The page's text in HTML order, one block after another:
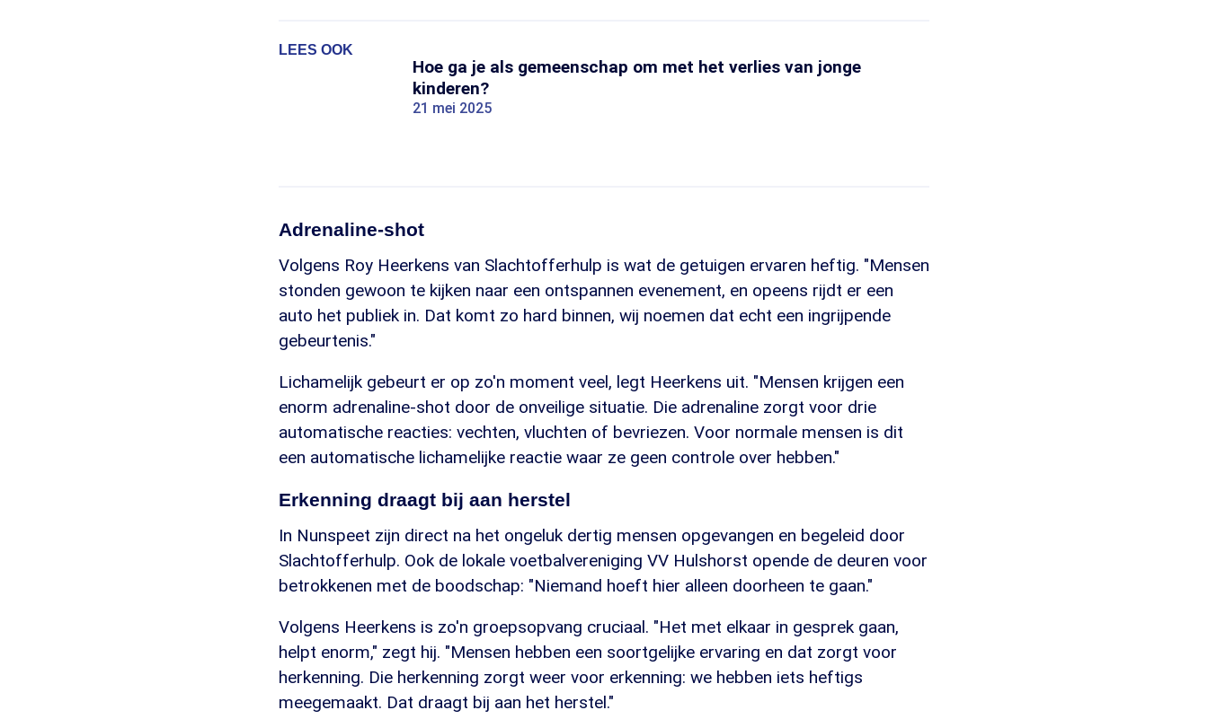
LEES OOK
Hoe ga je als gemeenschap om met het verlies van jonge
kinderen?
21 mei 2025
Adrenaline-shot
Volgens Roy Heerkens van Slachtofferhulp is wat de getuigen ervaren heftig. "Mensen
stonden gewoon te kijken naar een ontspannen evenement, en opeens rijdt er een
auto het publiek in. Dat komt zo hard binnen, wij noemen dat echt een ingrijpende
gebeurtenis."
Lichamelijk gebeurt er op zo'n moment veel, legt Heerkens uit. "Mensen krijgen een
enorm adrenaline-shot door de onveilige situatie. Die adrenaline zorgt voor drie
automatische reacties: vechten, vluchten of bevriezen. Voor normale mensen is dit
een automatische lichamelijke reactie waar ze geen controle over hebben."
Erkenning draagt bij aan herstel
In Nunspeet zijn direct na het ongeluk dertig mensen opgevangen en begeleid door
Slachtofferhulp. Ook de lokale voetbalvereniging VV Hulshorst opende de deuren voor
betrokkenen met de boodschap: "Niemand hoeft hier alleen doorheen te gaan."
Volgens Heerkens is zo'n groepsopvang cruciaal. "Het met elkaar in gesprek gaan,
helpt enorm," zegt hij. "Mensen hebben een soortgelijke ervaring en dat zorgt voor
herkenning. Die herkenning zorgt weer voor erkenning: we hebben iets heftigs
meegemaakt. Dat draagt bij aan het herstel."